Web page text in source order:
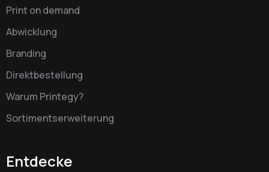
Print on demand
Abwicklung
Branding
Direktbestellung
Warum Printegy?
Sortimentserweiterung
Entdecke